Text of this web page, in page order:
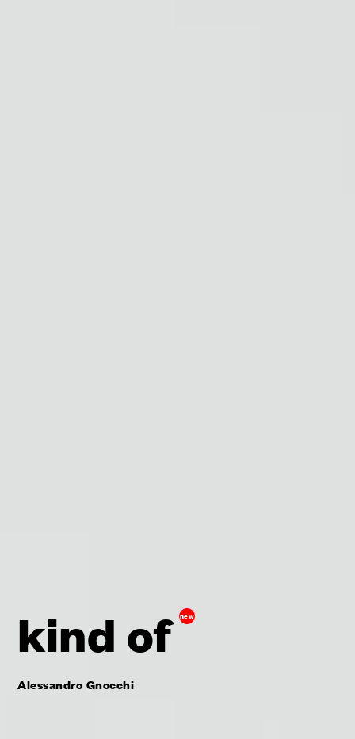
kind of new
Alessandro Gnocchi